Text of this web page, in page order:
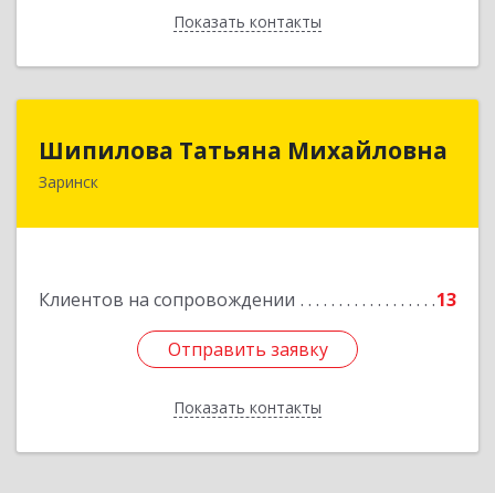
Показать контакты
Назад
Шипилова Татьяна Михайловна
Заринск
Клиентов на сопровождении 13
Отправить заявку
Показать контакты
Шипилова Татьяна Михайловна
Отправить заявку
Назад